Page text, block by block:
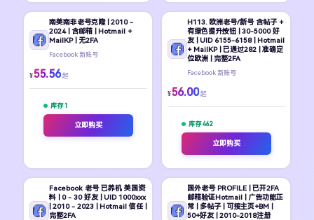
南美南非老号克隆 | 2010 -
2024 | 含邮箱 | Hotmail +
MailKP | 无2FA
Facebook 新账号
¥55.56 起
库存 1
立即购买
H113. 欧洲老号/新号 含帖子 +
有绿色提升按钮 | 30-5000 好
友 | UID 6155-6158 | Hotmail
+ MailKP | 已通过282 | 准确定
位欧洲 | 完整2FA
Facebook 新账号
¥56.00 起
库存 462
立即购买
Facebook 老号 已养机 美国资
料 | 0 - 30 好友 | UID 1000xxx
| 2010 - 2023 | Hotmail 信任 |
完整2FA
国外老号 PROFILE | 已开2FA
邮箱验证Hotmail | 广告功能正
常 | 多帖子 | 可接主页+BM |
50+好友 | 2010-2018注册